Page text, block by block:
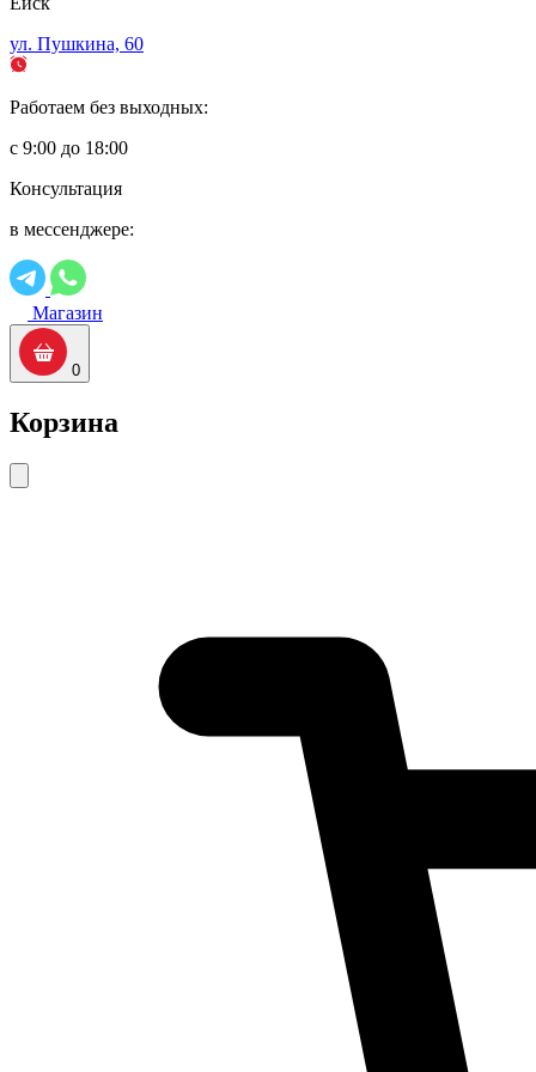
ул. Пушкина, 60
Работаем без выходных:
с 9:00 до 18:00
Консультация
в мессенджере:
Магазин
0
Корзина